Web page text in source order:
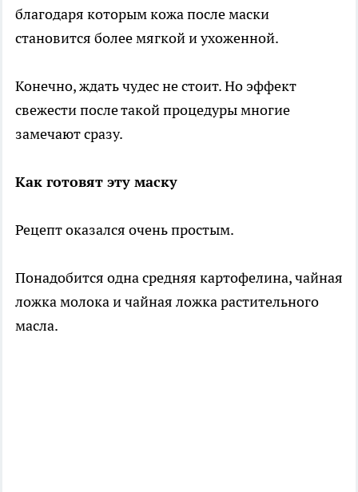
благодаря которым кожа после маски
становится более мягкой и ухоженной.
Конечно, ждать чудес не стоит. Но эффект
свежести после такой процедуры многие
замечают сразу.
Как готовят эту маску
Рецепт оказался очень простым.
Понадобится одна средняя картофелина, чайная
ложка молока и чайная ложка растительного
масла.